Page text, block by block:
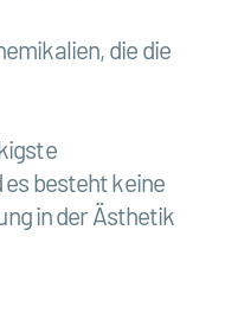
die die
besteht keine
in der Ästhetik